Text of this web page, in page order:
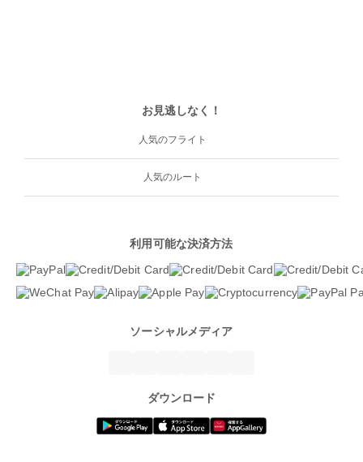
お見逃しなく！
人気のフライト
人気のルート
利用可能な決済方法
ソーシャルメディア
ダウンロード